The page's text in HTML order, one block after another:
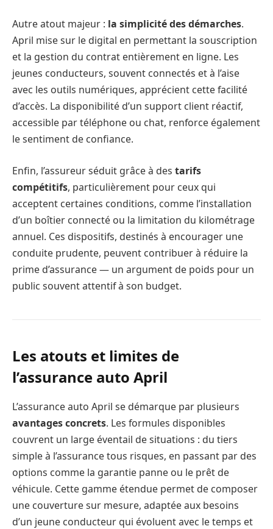
Autre atout majeur : la simplicité des démarches.
April mise sur le digital en permettant la souscription
et la gestion du contrat entièrement en ligne. Les
jeunes conducteurs, souvent connectés et à l’aise
avec les outils numériques, apprécient cette facilité
d’accès. La disponibilité d’un support client réactif,
accessible par téléphone ou chat, renforce également
le sentiment de confiance.
Enfin, l’assureur séduit grâce à des tarifs
compétitifs, particulièrement pour ceux qui
acceptent certaines conditions, comme l’installation
d’un boîtier connecté ou la limitation du kilométrage
annuel. Ces dispositifs, destinés à encourager une
conduite prudente, peuvent contribuer à réduire la
prime d’assurance — un argument de poids pour un
public souvent attentif à son budget.
Les atouts et limites de
l’assurance auto April
L’assurance auto April se démarque par plusieurs
avantages concrets. Les formules disponibles
couvrent un large éventail de situations : du tiers
simple à l’assurance tous risques, en passant par des
options comme la garantie panne ou le prêt de
véhicule. Cette gamme étendue permet de composer
une couverture sur mesure, adaptée aux besoins
d’un jeune conducteur qui évoluent avec le temps et